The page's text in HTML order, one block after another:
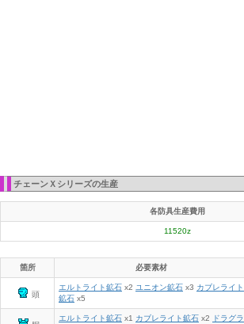
チェーンＸシリーズの生産
各防具生産費用
11520z
箇所 必要素材
頭
エルトライト鉱石 x2 ユニオン鉱石 x3 カブレライト
鉱石 x5
エルトライト鉱石 x1 カブレライト鉱石 x2
ドラグラ